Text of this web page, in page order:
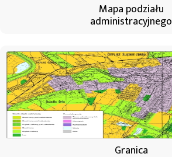
Mapa podziału
administracyjnego
Granica